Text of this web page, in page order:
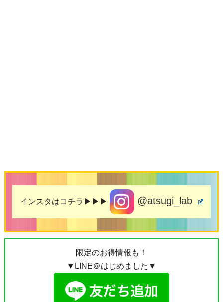
インスタはコチラ▶▶▶ @atsugi_lab
限定のお得情報も！
▼LINE＠はじめました▼